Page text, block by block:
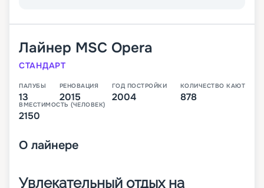
Лайнер MSC Opera
СТАНДАРТ
ПАЛУБЫ
13
РЕНОВАЦИЯ
2015
ГОД ПОСТРОЙКИ
2004
КОЛИЧЕСТВО КАЮТ
878
ВМЕСТИМОСТЬ (ЧЕЛОВЕК)
2150
О лайнере
Увлекательный отдых на